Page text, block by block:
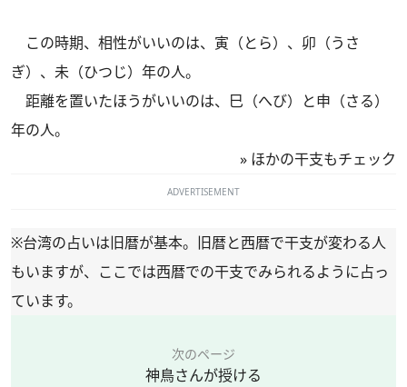
この時期、相性がいいのは、寅（とら）、卯（うさ
ぎ）、未（ひつじ）年の人。
距離を置いたほうがいいのは、巳（へび）と申（さる）
年の人。
» ほかの干支もチェック
ADVERTISEMENT
※台湾の占いは旧暦が基本。旧暦と西暦で干支が変わる人
もいますが、ここでは西暦での干支でみられるように占っ
ています。
次のページ
神鳥さんが授ける